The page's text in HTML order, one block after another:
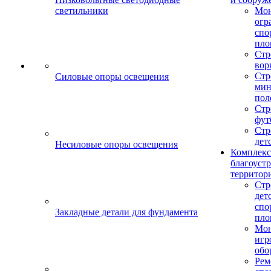
светильники
Силовые опоры освещения
Несиловые опоры освещения
Закладные детали для фундамента